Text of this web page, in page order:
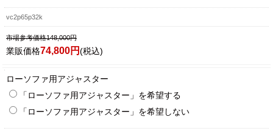
vc2p65p32k
市場参考価格148,000円
業販価格74,800円(税込)
ローソファ用アジャスター
「ローソファ用アジャスター」を希望する
「ローソファ用アジャスター」を希望しない